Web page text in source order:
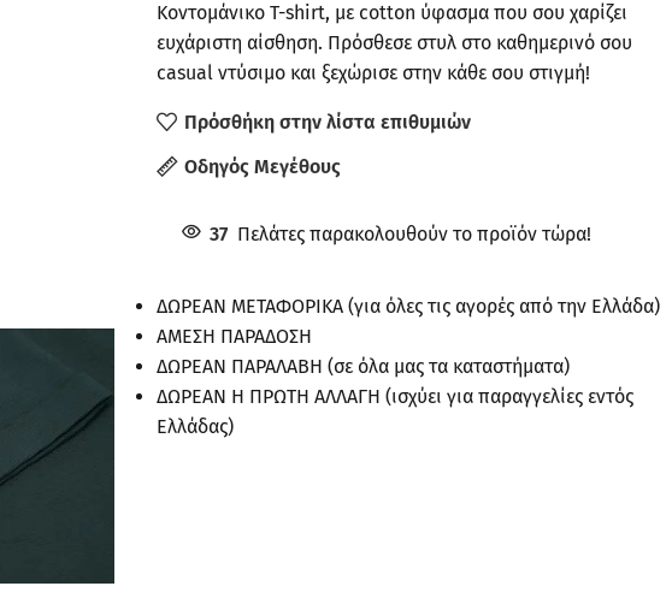
Κοντομάνικο T-shirt, με cotton ύφασμα που σου χαρίζει
ευχάριστη αίσθηση. Πρόσθεσε στυλ στο καθημερινό σου
casual ντύσιμο και ξεχώρισε στην κάθε σου στιγμή!
Πρόσθήκη στην λίστα επιθυμιών
Οδηγός Μεγέθους
37 Πελάτες παρακολουθούν το προϊόν τώρα!
ΔΩΡΕΑΝ ΜΕΤΑΦΟΡΙΚΑ (για όλες τις αγορές από την Ελλάδα)
ΑΜΕΣΗ ΠΑΡΑΔΟΣΗ
ΔΩΡΕΑΝ ΠΑΡΑΛΑΒΗ (σε όλα μας τα καταστήματα)
ΔΩΡΕΑΝ Η ΠΡΩΤΗ ΑΛΛΑΓΗ (ισχύει για παραγγελίες εντός
Ελλάδας)